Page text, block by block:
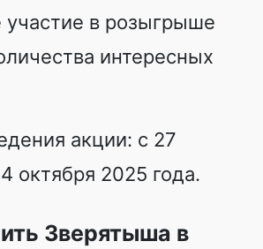
участие в розыгрыше
интересных
акции: с 27
октября 2025 года.
Зверятыша в